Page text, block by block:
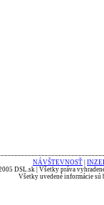
NÁVŠTEVNOSŤ
DSL.sk | Všetky práva
Všetky uvedené informácie sú